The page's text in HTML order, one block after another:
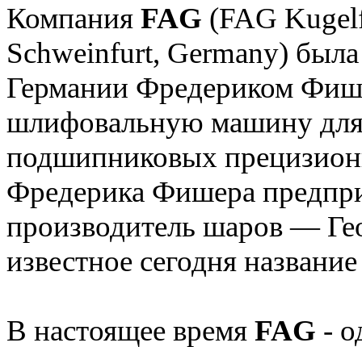
Компания FAG (FAG
Schweinfurt, Germany)
Германии Фредериком
шлифовальную машину для
подшипниковых
Фредерика Фишера
производитель шаров —
известное сегодня
В настоящее время FAG -